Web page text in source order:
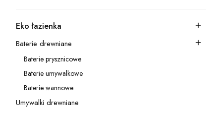
Kategoria - Eko łazienka
Eko łazienka
Kategoria - Baterie drewniane
Baterie drewniane
Kategoria - Baterie prysznicowe
Baterie prysznicowe
Kategoria - Baterie umywalkowe
Baterie umywalkowe
Kategoria - Baterie wannowe
Baterie wannowe
Kategoria - Umywalki drewniane
Umywalki drewniane